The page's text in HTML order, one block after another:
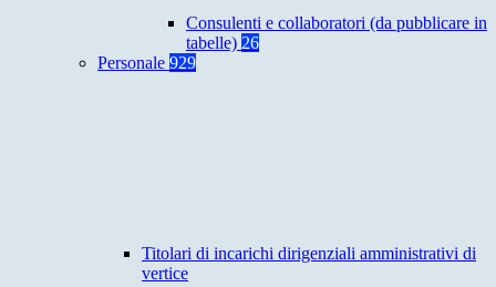
Consulenti e collaboratori (da pubblicare in
tabelle) 26
Personale 929
Titolari di incarichi dirigenziali amministrativi di
vertice